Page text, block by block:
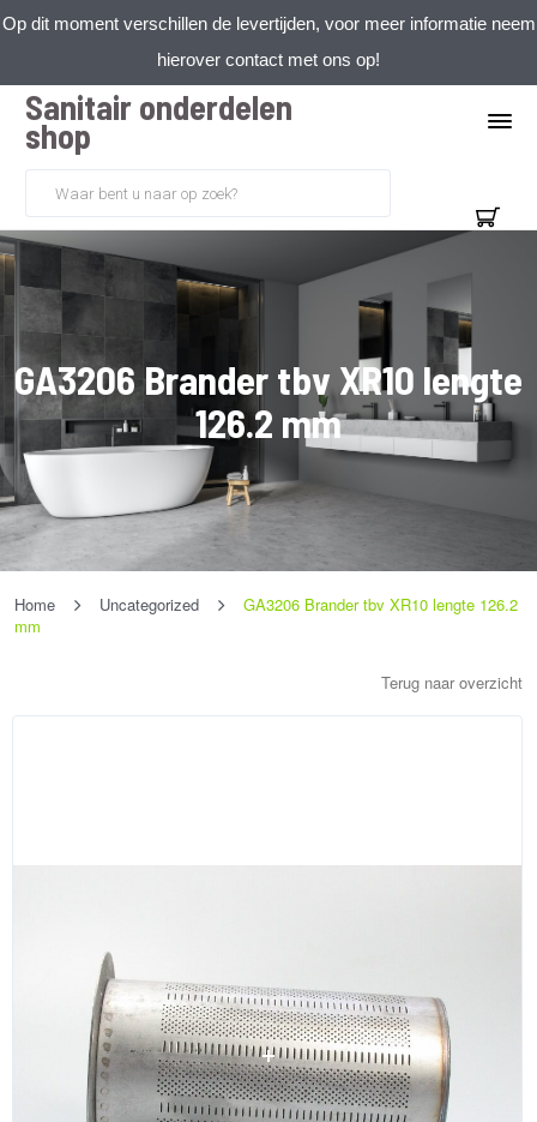
Op dit moment verschillen de levertijden, voor meer informatie neem
hierover contact met ons op!
Sanitair onderdelen
shop
GA3206 Brander tbv XR10 lengte
126.2 mm
Home Uncategorized
GA3206 Brander tbv XR10 lengte 126.2
mm
Terug naar overzicht